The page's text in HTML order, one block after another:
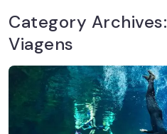
Category Archives:
Viagens